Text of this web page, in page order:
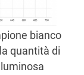
bianco
quantità di